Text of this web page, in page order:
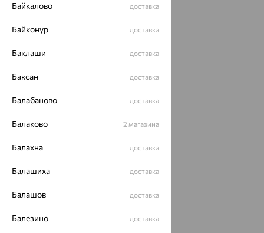
Байкалово доставка
Байконур доставка
Баклаши доставка
Баксан доставка
Балабаново доставка
Балаково 2 магазина
Балахна доставка
Балашиха доставка
Балашов доставка
Балезино доставка